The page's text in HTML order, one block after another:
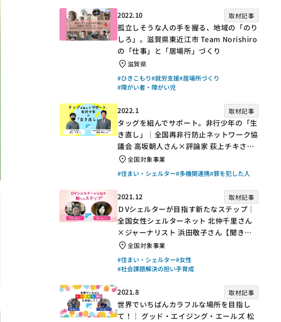
2022.10 取材記事
孤立しそうな人の手を握る、地域の「のり
しろ」。滋賀県東近江市 Team Norishiro
の「仕事」と「居場所」づくり
滋賀県
#ひきこもり#就労支援#居場所づくり
#障がい者・障がい児
2022.1 取材記事
タッグを組んでサポート。非行少年の「生
き直し」｜全国再非行防止ネットワーク協
議会 高坂朝人さん×評論家 荻上チキさん
【聞き手】
全国対象事業
#住まい・シェルター#多機関連携#罪を犯した人
2021.12 取材記事
ＤVシェルターが目指す新たなステップ｜
全国女性シェルターネット 北仲千里さん
×ジャーナリスト 浜田敬子さん【聞き
手】全国対象事業
#住まい・シェルター#女性
#社会課題解決の担い手育成
2021.8 取材記事
世界でいちばんカラフルな場所を目指し
て！｜ グッド・エイジング・エールズ 松